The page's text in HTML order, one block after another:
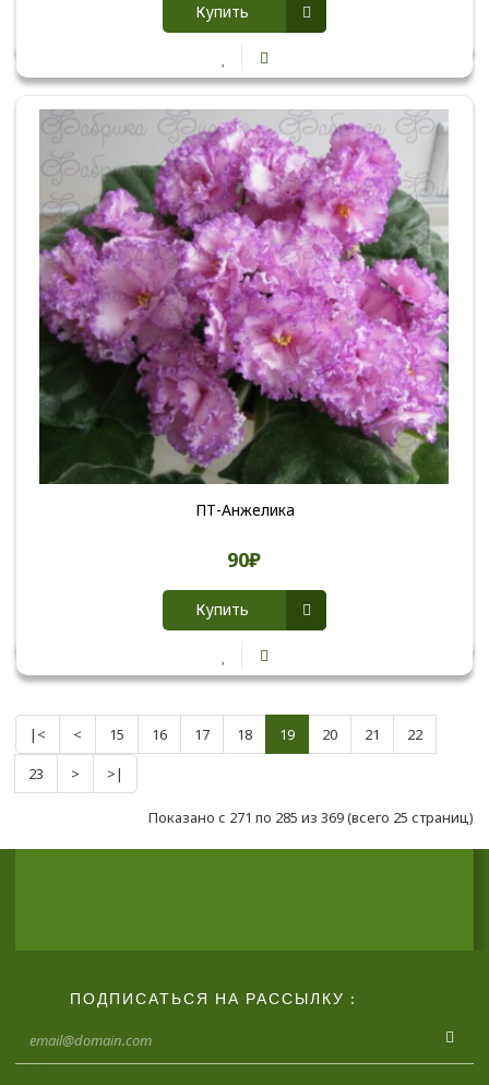
Купить
ПТ-Анжелика
90₽
Купить
|< < 15 16 17 18 19 20 21
22
23
> >|
Показано с 271 по 285 из 369 (всего 25 страниц)
ПОДПИСАТЬСЯ НА РАССЫЛКУ :